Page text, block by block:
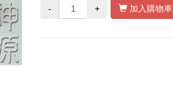
- + 加入購物車